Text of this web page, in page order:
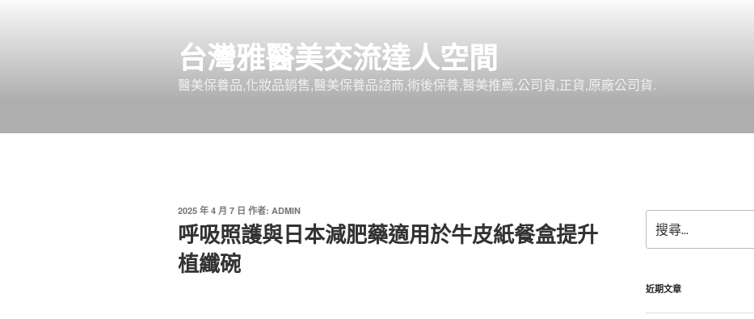
台灣雅醫美交流達人空間
醫美保養品,化妝品銷售,醫美保養品諮商,術後保養,醫美推薦,公司貨,正貨,原廠公司貨.
發
佈
於
2025 年 4 月 7 日 作者: ADMIN
呼吸照護與日本減肥藥適用於牛皮紙餐盒提升
植纖碗
尋
關
字:
近期文章